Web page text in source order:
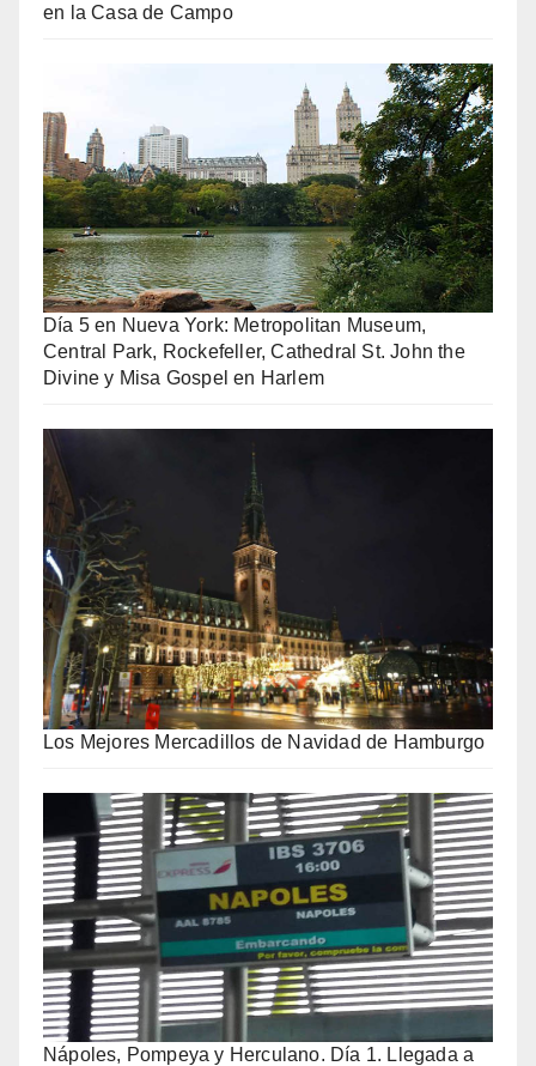
en la Casa de Campo
Día 5 en Nueva York: Metropolitan Museum,
Central Park, Rockefeller, Cathedral St. John the
Divine y Misa Gospel en Harlem
Los Mejores Mercadillos de Navidad de Hamburgo
Nápoles, Pompeya y Herculano. Día 1. Llegada a